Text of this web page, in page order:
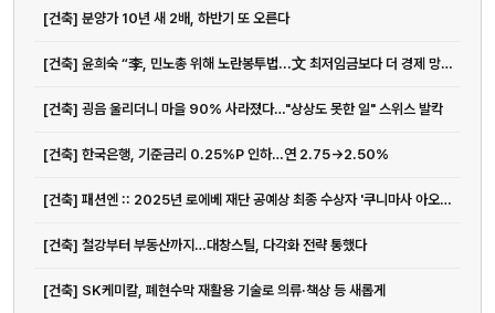
[건축] 분양가 10년 새 2배, 하반기 또 오른다
[건축] 윤희숙 “李, 민노총 위해 노란봉투법...文 최저임금보다 더 경제 망칠 것”
[건축] 굉음 울리더니 마을 90% 사라졌다…"상상도 못한 일" 스위스 발칵
[건축] 한국은행, 기준금리 0.25%P 인하…연 2.75→2.50%
[건축] 패션엔 :: 2025년 로에베 재단 공예상 최종 수상자 '쿠니마사 아오키' 선정
[건축] 철강부터 부동산까지…대창스틸, 다각화 전략 통했다
[건축] SK케미칼, 폐현수막 재활용 기술로 의류·책상 등 새롭게